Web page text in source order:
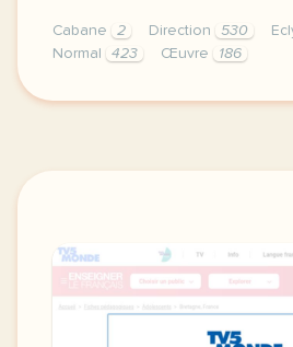
Cabane 2 Direction 530
Normal
423 Œuvre 186
didomi host didomi